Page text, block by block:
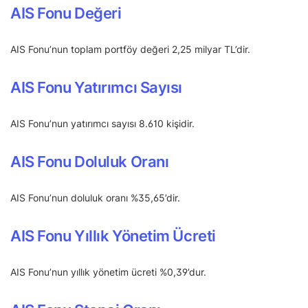
AIS Fonu Değeri
AIS Fonu’nun toplam portföy değeri 2,25 milyar TL’dir.
AIS Fonu Yatırımcı Sayısı
AIS Fonu’nun yatırımcı sayısı 8.610 kişidir.
AIS Fonu Doluluk Oranı
AIS Fonu’nun doluluk oranı %35,65’dir.
AIS Fonu Yıllık Yönetim Ücreti
AIS Fonu’nun yıllık yönetim ücreti %0,39’dur.